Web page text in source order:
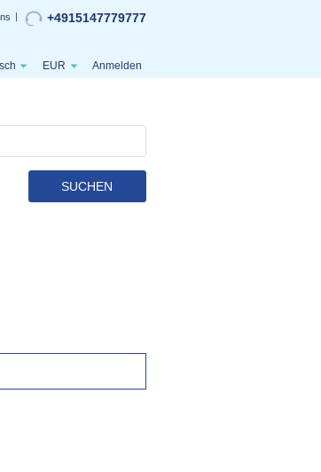
+4915147779777
EUR Anmelden
SUCHEN